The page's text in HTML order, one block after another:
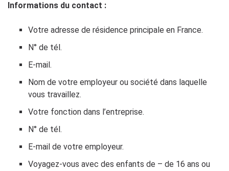
Informations du contact :
Votre adresse de résidence principale en France.
N° de tél.
E-mail.
Nom de votre employeur ou société dans laquelle
vous travaillez.
Votre fonction dans l’entreprise.
N° de tél.
E-mail de votre employeur.
Voyagez-vous avec des enfants de – de 16 ans ou